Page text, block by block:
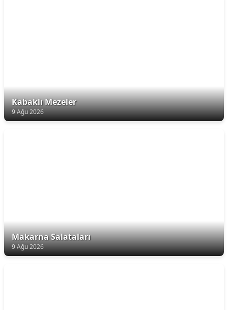
Kabaklı Mezeler
9 Ağu 2026
Makarna Salataları
9 Ağu 2026